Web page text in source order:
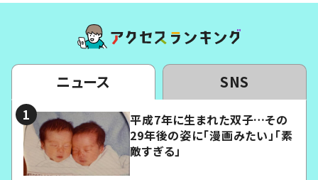
ニュース SNS
平成7年に生まれた双子…その
29年後の姿に「漫画みたい」「素
敵すぎる」